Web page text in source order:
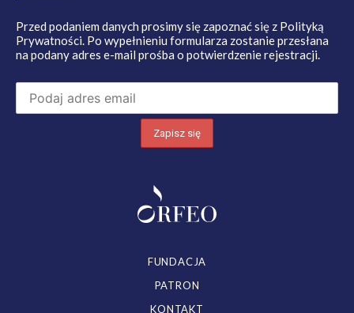
Przed podaniem danych prosimy się zapoznać się z Polityką
Prywatności. Po wypełnieniu formularza zostanie przesłana
na podany adres e-mail prośba o potwierdzenie rejestracji.
FUNDACJA
PATRON
KONTAKT